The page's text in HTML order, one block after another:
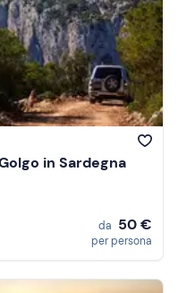
in Sardegna
da 50 €
per persona